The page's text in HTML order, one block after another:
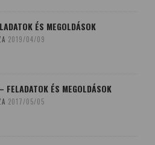
ÉS MEGOLDÁSOK
2019/04/09
FELADATOK ÉS MEGOLDÁSOK
2017/05/05